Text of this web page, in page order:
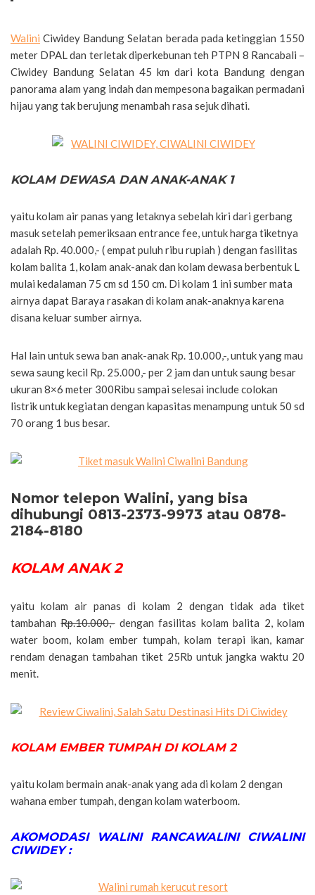
Walini Ciwidey Bandung Selatan berada pada ketinggian 1550
meter DPAL dan terletak diperkebunan teh PTPN 8 Rancabali –
Ciwidey Bandung Selatan 45 km dari kota Bandung dengan
panorama alam yang indah dan mempesona bagaikan permadani
hijau yang tak berujung menambah rasa sejuk dihati.
KOLAM DEWASA DAN ANAK-ANAK 1
yaitu kolam air panas yang letaknya sebelah kiri dari gerbang
masuk setelah pemeriksaan entrance fee, untuk harga tiketnya
adalah Rp. 40.000,- ( empat puluh ribu rupiah ) dengan fasilitas
kolam balita 1, kolam anak-anak dan kolam dewasa berbentuk L
mulai kedalaman 75 cm sd 150 cm. Di kolam 1 ini sumber mata
airnya dapat Baraya rasakan di kolam anak-anaknya karena
disana keluar sumber airnya.
Hal lain untuk sewa ban anak-anak Rp. 10.000,-, untuk yang mau
sewa saung kecil Rp. 25.000,- per 2 jam dan untuk saung besar
ukuran 8×6 meter 300Ribu sampai selesai include colokan
listrik untuk kegiatan dengan kapasitas menampung untuk 50 sd
70 orang 1 bus besar.
Nomor telepon Walini, yang bisa
dihubungi 0813-2373-9973 atau 0878-
2184-8180
KOLAM ANAK 2
yaitu kolam air panas di kolam 2 dengan tidak ada tiket
tambahanRp.10.000,-dengan fasilitas kolam balita 2, kolam
water boom, kolam ember tumpah, kolam terapi ikan, kamar
rendam denagan tambahan tiket 25Rb untuk jangka waktu 20
menit.
KOLAM EMBER TUMPAH DI KOLAM 2
yaitu kolam bermain anak-anak yang ada di kolam 2 dengan
wahana ember tumpah, dengan kolam waterboom.
AKOMODASI WALINI RANCAWALINI CIWALINI
CIWIDEY :